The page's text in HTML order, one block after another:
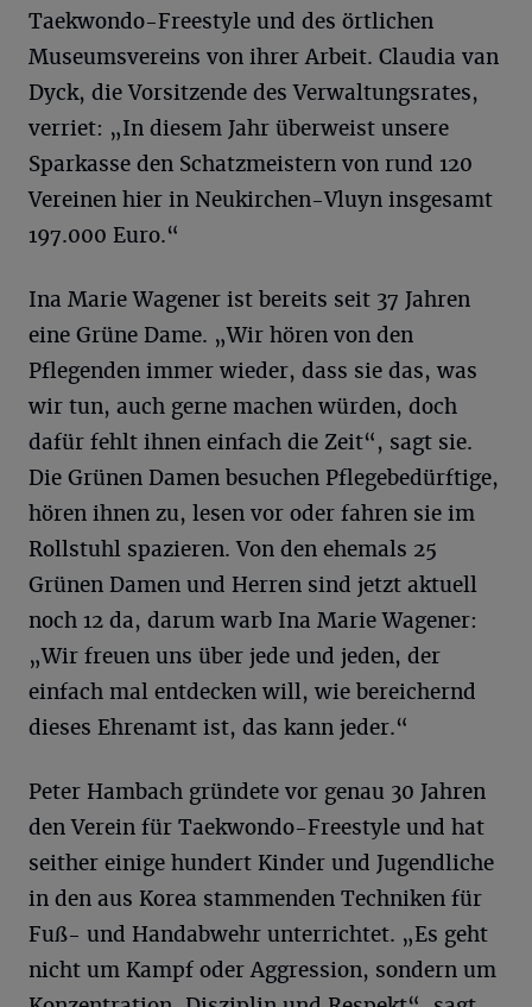
Taekwondo-Freestyle und des örtlichen
Museumsvereins von ihrer Arbeit. Claudia van
Dyck, die Vorsitzende des Verwaltungsrates,
verriet: „In diesem Jahr überweist unsere
Sparkasse den Schatzmeistern von rund 120
Vereinen hier in Neukirchen-Vluyn insgesamt
197.000 Euro.“
Ina Marie Wagener ist bereits seit 37 Jahren
eine Grüne Dame. „Wir hören von den
Pflegenden immer wieder, dass sie das, was
wir tun, auch gerne machen würden, doch
dafür fehlt ihnen einfach die Zeit“, sagt sie.
Die Grünen Damen besuchen Pflegebedürftige,
hören ihnen zu, lesen vor oder fahren sie im
Rollstuhl spazieren. Von den ehemals 25
Grünen Damen und Herren sind jetzt aktuell
noch 12 da, darum warb Ina Marie Wagener:
„Wir freuen uns über jede und jeden, der
einfach mal entdecken will, wie bereichernd
dieses Ehrenamt ist, das kann jeder.“
Peter Hambach gründete vor genau 30 Jahren
den Verein für Taekwondo-Freestyle und hat
seither einige hundert Kinder und Jugendliche
in den aus Korea stammenden Techniken für
Fuß- und Handabwehr unterrichtet. „Es geht
nicht um Kampf oder Aggression, sondern um